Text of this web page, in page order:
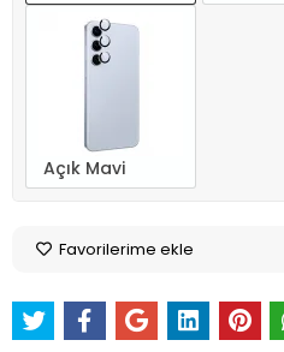
Açık Mavi
Favorilerime ekle